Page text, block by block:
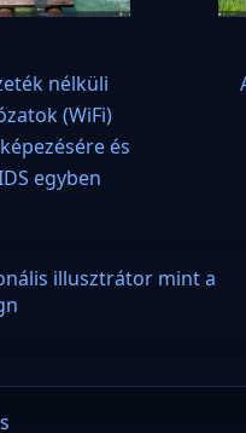
nélküli
(WiFi)
és
egyben
illusztrátor mint a